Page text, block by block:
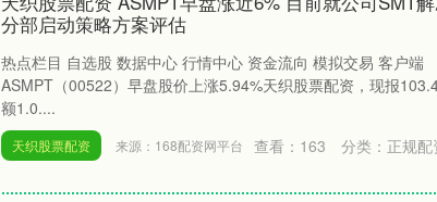
分部启动策略方案评估
热点栏目 自选股 数据中心 行情中心 资金流向 模拟交易 客户端
ASMPT（00522）早盘股价上涨5.94%天织股票配资，现报
额1.0....
天织股票配资 来源：168配资网平台 查看： 163 分类： 正规配